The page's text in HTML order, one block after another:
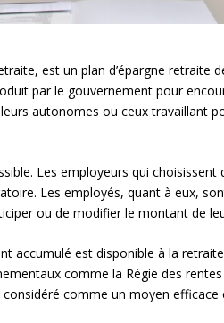
est un plan d’épargne retraite
par le gouvernement pour
autonomes ou ceux travaillant
Les employeurs qui choisissent
Les employés, quant à eux,
ou de modifier le montant de
accumulé est disponible à la
comme la Régie des
considéré comme un moyen